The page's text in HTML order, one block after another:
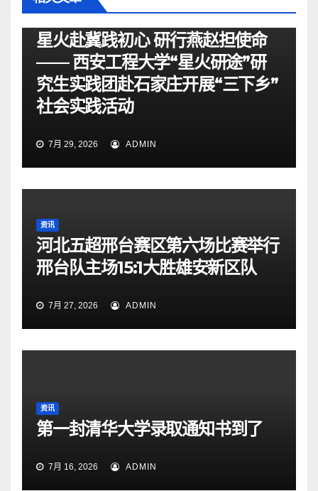
星火赴冀践初心 研行燕赵担使命
—— 西安工程大学“星火研途”研
究生实践团赴石家庄开展“三下乡”
社会实践活动
7月 29, 2026 ADMIN
资讯
河北五超邢台赛区第六场比赛举行
邢台队主场15:1大胜雄安新区队
7月 27, 2026 ADMIN
资讯
第一封清华大学录取通知书到了
7月 16, 2026 ADMIN